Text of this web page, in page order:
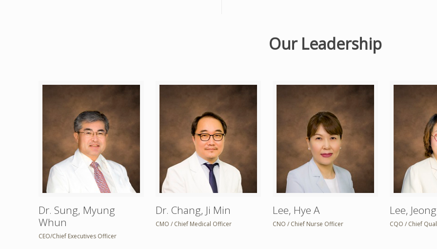
Our Leadership
Dr. Sung, Myung
Whun
CEO/Chief Executives Officer
Dr. Chang, Ji Min
CMO / Chief Medical Officer
Lee, Hye A
CNO / Chief Nurse Officer
Lee,
CQO / Chief